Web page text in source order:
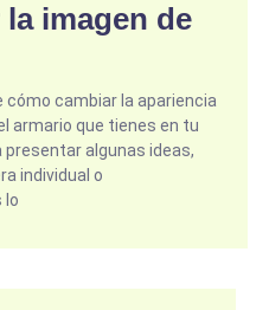
imagen de
cómo cambiar la apariencia
armario que tienes en tu
presentar algunas ideas,
individual o
lo